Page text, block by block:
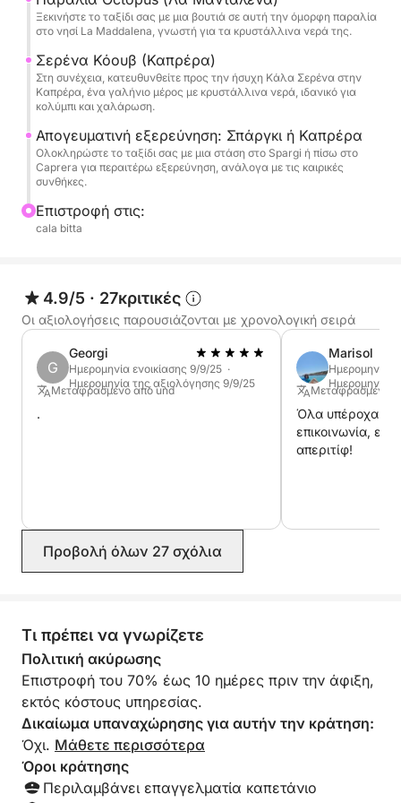
Με αυτήν την εκδρομή, θα επισκεφθείτε τα
καλύτερα νησιά του αρχιπελάγους La Maddalena:
Maddalena
Caprera
Budelli, Santa Maria, Razzoli
Spargi
Ξεκινήστε το ταξίδι σας με μια βουτιά σε αυτή την όμορφη παραλία
στο νησί La Maddalena, γνωστή για τα κρυστάλλινα νερά της.
Σερένα Κόουβ (Καπρέρα)
Στη συνέχεια, κατευθυνθείτε προς την ήσυχη Κάλα Σερένα στην
Καπρέρα, ένα γαλήνιο μέρος με κρυστάλλινα νερά, ιδανικό για
κολύμπι και χαλάρωση.
Απογευματινή εξερεύνηση: Σπάργκι ή Καπρέρα
Ολοκληρώστε το ταξίδι σας με μια στάση στο Spargi ή πίσω στο
Caprera για περαιτέρω εξερεύνηση, ανάλογα με τις καιρικές
συνθήκες.
Επιστροφή στις:
cala bitta
4.9/5 · 27κριτικές
Οι αξιολογήσεις παρουσιάζονται με χρονολογική σειρά
G
Georgi
Ημερομηνία ενοικίασης 9/9/25 ·
Ημερομηνία της αξιολόγησης 9/9/25
Μεταφρασμένο από und
.
Marisol
Ημερομηνία
Ημερομηνία
Μεταφρασμένο
Όλα υπέροχα με
επικοινωνία,
απεριτίφ!
Προβολή όλων 27 σχόλια
Τι πρέπει να γνωρίζετε
Πολιτική ακύρωσης
Επιστροφή του 70% έως 10 ημέρες πριν την άφιξη,
εκτός κόστους υπηρεσίας.
Δικαίωμα υπαναχώρησης για αυτήν την κράτηση:
Όχι. Μάθετε περισσότερα
Όροι κράτησης
Περιλαμβάνει επαγγελματία καπετάνιο